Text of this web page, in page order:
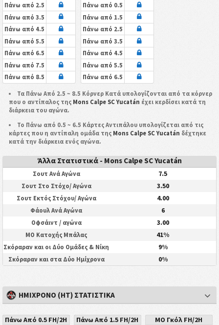
Πάνω από 2.5
Πάνω από 3.5
Πάνω από 4.5
Πάνω από 5.5
Πάνω από 6.5
Πάνω από 7.5
Πάνω από 8.5
Πάνω από 0.5
Πάνω από 1.5
Πάνω από 2.5
Πάνω από 3.5
Πάνω από 4.5
Πάνω από 5.5
Πάνω από 6.5
Τα Πάνω Από 2.5 ~ 8.5 Κόρνερ Κατά υπολογίζονται από τα κόρνερ
που ο αντίπαλος της Mons Calpe SC Yucatán έχει κερδίσει κατά τη
διάρκεια του αγώνα.
Το Πάνω από 0.5 ~ 6.5 Κάρτες Αντιπάλου υπολογίζεται από τις
κάρτες που η αντίπαλη ομάδα της Mons Calpe SC Yucatán δέχτηκε
κατά την διάρκεια ενός αγώνα.
Άλλα Στατιστικά - Mons Calpe SC Yucatán
Σουτ Ανά Αγώνα 7.5
Σουτ Στο Στόχο/ Αγώνα 3.50
Σουτ Εκτός Στόχου/ Αγώνα 4.00
Φάουλ Ανά Αγώνα 6
Οφσάιντ / αγώνα 3.00
ΜΟ Κατοχής Μπάλας 41%
Σκόραραν και οι Δύο Ομάδες & Νίκη 9%
Σκόραραν και στα Δύο Ημίχρονα 0%
ΗΜΊΧΡΟΝΟ (HT) ΣΤΑΤΙΣΤΙΚΆ
Πάνω Από 0.5 FH/2H
Πάνω Από 1.5 FH/2H
ΜΟ Γκόλ FH/2H